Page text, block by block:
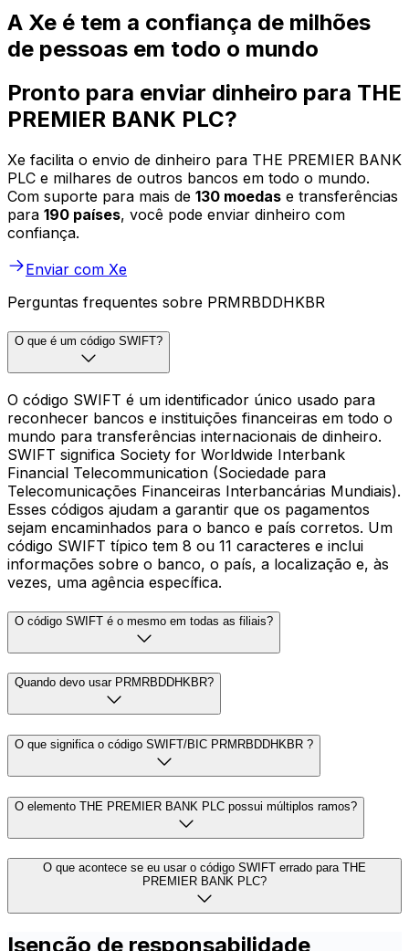
A Xe é tem a confiança de milhões
de pessoas em todo o mundo
Pronto para enviar dinheiro para THE
PREMIER BANK PLC?
Xe facilita o envio de dinheiro para THE PREMIER BANK
PLC e milhares de outros bancos em todo o mundo.
Com suporte para mais de 130 moedas e transferências
para 190 países, você pode enviar dinheiro com
confiança.
Enviar com Xe
Perguntas frequentes sobre PRMRBDDHKBR
O que é um código SWIFT?
O código SWIFT é um identificador único usado para
reconhecer bancos e instituições financeiras em todo o
mundo para transferências internacionais de dinheiro.
SWIFT significa Society for Worldwide Interbank
Financial Telecommunication (Sociedade para
Telecomunicações Financeiras Interbancárias Mundiais).
Esses códigos ajudam a garantir que os pagamentos
sejam encaminhados para o banco e país corretos. Um
código SWIFT típico tem 8 ou 11 caracteres e inclui
informações sobre o banco, o país, a localização e, às
vezes, uma agência específica.
O código SWIFT é o mesmo em todas as filiais?
Quando devo usar PRMRBDDHKBR?
O que significa o código SWIFT/BIC PRMRBDDHKBR ?
O elemento THE PREMIER BANK PLC possui múltiplos ramos?
O que acontece se eu usar o código SWIFT errado para THE
PREMIER BANK PLC?
Isenção de responsabilidade